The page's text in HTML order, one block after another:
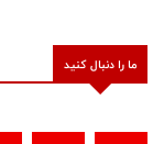
ما را دنبال کنید